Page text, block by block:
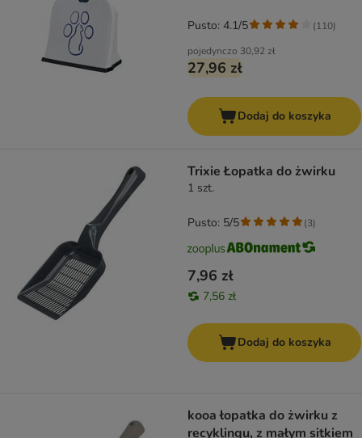
pojedynczo 30,92 zł
27,96 zł
Pusto: 4.1/5 (110)
Dodaj do koszyka
Trixie Łopatka do żwirku
1 szt.
7,96 zł
7,56 zł
Pusto: 5/5 (3)
Dodaj do koszyka
kooa łopatka do żwirku z
recyklingu, z małym sitkiem